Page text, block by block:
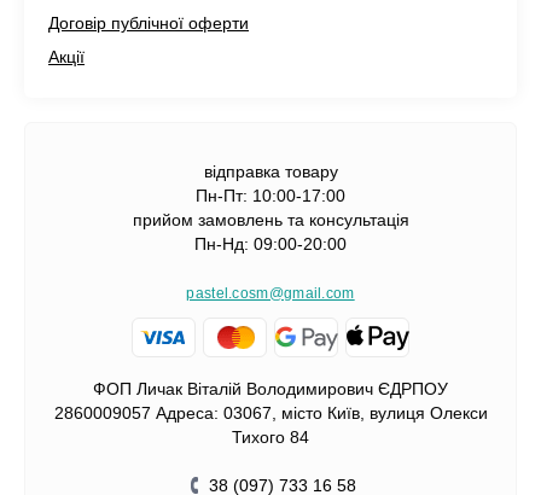
Договір публічної оферти
Акції
відправка товару
Пн-Пт: 10:00-17:00
прийом замовлень та консультація
Пн-Нд: 09:00-20:00
pastel.cosm@gmail.com
ФОП Личак Віталій Володимирович ЄДРПОУ
2860009057 Адреса: 03067, місто Київ, вулиця Олекси
Тихого 84
38 (097) 733 16 58